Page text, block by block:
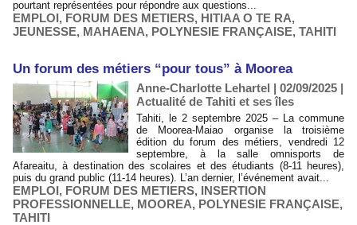
pourtant représentées pour répondre aux questions...
EMPLOI, FORUM DES METIERS, HITIAA O TE RA,
JEUNESSE, MAHAENA, POLYNESIE FRANÇAISE, TAHITI
Un forum des métiers “pour tous” à Moorea
Anne-Charlotte Lehartel | 02/09/2025 |
Actualité de Tahiti et ses îles
Tahiti, le 2 septembre 2025 – La commune
de Moorea-Maiao organise la troisième
édition du forum des métiers, vendredi 12
septembre, à la salle omnisports de
Afareaitu, à destination des scolaires et des étudiants (8-11 heures),
puis du grand public (11-14 heures). L’an dernier, l’événement avait...
EMPLOI, FORUM DES METIERS, INSERTION
PROFESSIONNELLE, MOOREA, POLYNESIE FRANÇAISE,
TAHITI